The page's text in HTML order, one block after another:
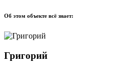
Об этом объекте всё знает:
Григорий